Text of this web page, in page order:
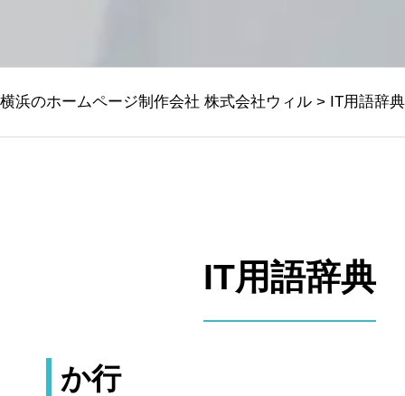
横浜のホームページ制作会社 株式会社ウィル > IT用語辞典
IT用語辞典
か行